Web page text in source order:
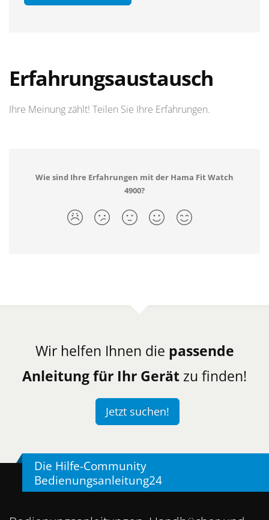
Erfahrungsaustausch
Ihre Meinung zählt! Teilen Sie Ihre Erfahrungen.
Wie sind Ihre Erfahrungen mit der Hama Fit Watch
4900?
Wir helfen Ihnen die passende
Anleitung für Ihr Gerät zu finden!
Jetzt suchen!
Die Hilfe-Community
Bedienungsanleitung24